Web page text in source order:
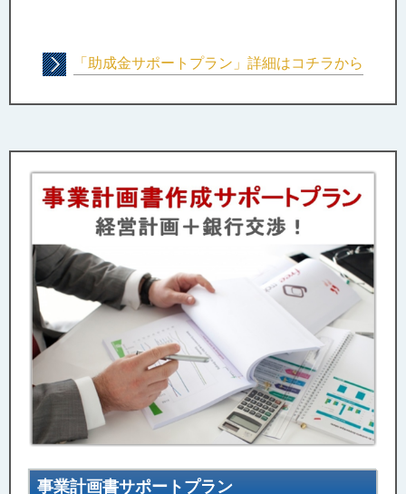
「助成金サポートプラン」詳細はコチラから
事業計画書サポートプラン